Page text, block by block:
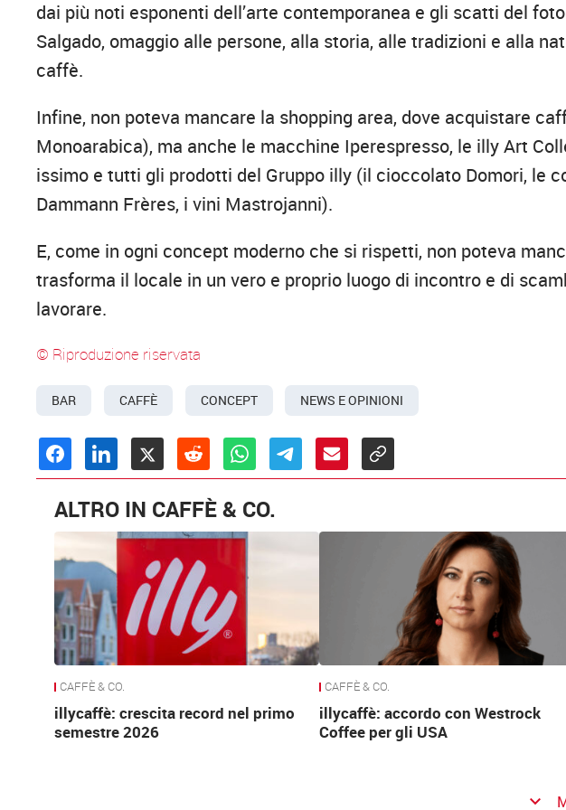
dai più noti esponenti dell’arte contemporanea e gli scatti del
Salgado, omaggio alle persone, alla storia, alle tradizioni e alla
caffè.
Infine, non poteva mancare la shopping area, dove acquistare
Monoarabica), ma anche le macchine Iperespresso, le illy Art
issimo e tutti gli prodotti del Gruppo illy (il cioccolato Domori, le
Dammann Frères, i vini Mastrojanni).
E, come in ogni concept moderno che si rispetti, non poteva
trasforma il locale in un vero e proprio luogo di incontro e di
lavorare.
© Riproduzione riservata
BAR CAFFÈ CONCEPT NEWS E OPINIONI
ALTRO IN CAFFÈ & CO.
CAFFÈ & CO.
illycaffè: crescita record nel primo
semestre 2026
CAFFÈ & CO.
illycaffè: accordo con Westrock
Coffee per gli USA
keyboard_arrow_down